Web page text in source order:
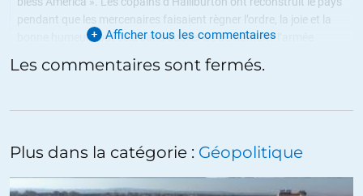
pendant que les mercenaires faisaient règner l’ordre, la joie et la
bonne humeur, tout cela sans oublier de démanteler l’armée
Bremer, des éléctions libres ont enfin eu lieu, l’armée américaine
liberté religieuse au peuple irakien, la paix et la prospérité
Bien plus tard et sans aucun lien, ISIS est né et les méchants russes
sont arrivés, ah! les vilains, ils faut toujours qu’ils s’en mêlent, eux!
Afficher tous les commentaires
Les commentaires sont fermés.
Plus dans la catégorie : Géopolitique